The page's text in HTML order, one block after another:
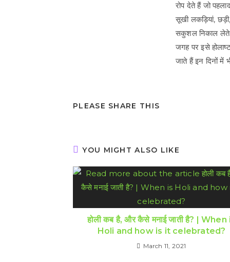
रोप देते हैं जो
सूखी लकड़ियां,
सकुशल निकाल लेते हैं
जगह पर इसे
जाते हैं इन दिनों में
PLEASE SHARE THIS
CONTENT
YOU MIGHT ALSO LIKE
होली कब है, और कैसे मनाई जाती है? | When
Holi and how is it celebrated?
March 11, 2021